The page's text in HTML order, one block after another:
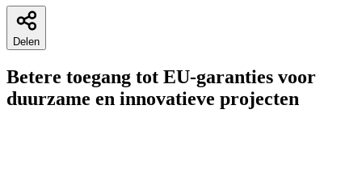
Delen
Betere toegang tot EU-garanties voor
duurzame en innovatieve projecten